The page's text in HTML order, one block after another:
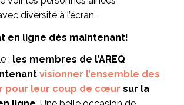
diversité à l’écran.
en ligne dès maintenant!
: les membres de l’AREQ
visionner l’ensemble des
pour leur coup de cœur sur la